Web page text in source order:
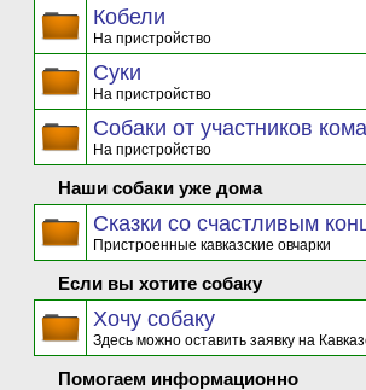
Кобели
На пристройство
Суки
На пристройство
Собаки от участников
На пристройство
Наши собаки уже дома
Сказки со счастливым
Пристроенные кавказские овчарки
Если вы хотите собаку
Хочу собаку
Здесь можно оставить заявку на
Помогаем информационно